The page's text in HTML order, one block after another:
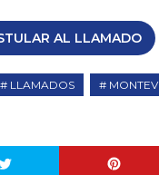
AL LLAMADO
LLAMADOS